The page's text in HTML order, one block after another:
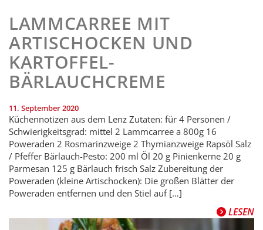
LAMMCARREE MIT
ARTISCHOCKEN UND
KARTOFFEL-
BÄRLAUCHCREME
11. September 2020
Küchennotizen aus dem Lenz Zutaten: für 4 Personen /
Schwierigkeitsgrad: mittel 2 Lammcarree a 800g 16
Poweraden 2 Rosmarinzweige 2 Thymianzweige Rapsöl Salz
/ Pfeffer Bärlauch-Pesto: 200 ml Öl 20 g Pinienkerne 20 g
Parmesan 125 g Bärlauch frisch Salz Zubereitung der
Poweraden (kleine Artischocken): Die großen Blätter der
Poweraden entfernen und den Stiel auf […]
LESEN